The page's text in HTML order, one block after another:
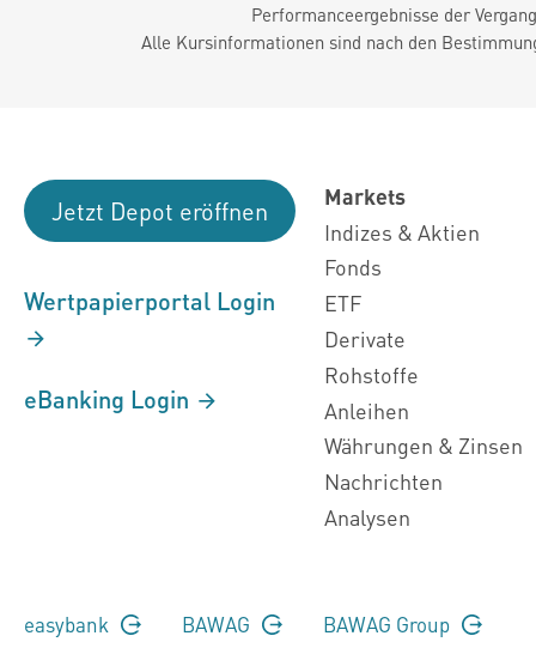
Performanceergebnisse der
Alle Kursinformationen sind nach den
Jetzt Depot eröffnen
Wertpapierportal Login
eBanking Login
Markets
Indizes & Aktien
Fonds
ETF
Derivate
Rohstoffe
Anleihen
Währungen & Zinsen
Nachrichten
Analysen
easybank BAWAG BAWAG Group